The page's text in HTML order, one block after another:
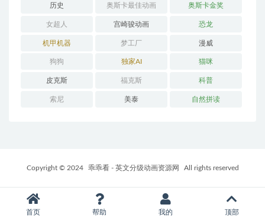
历史 奥斯卡最佳动画 奥斯卡金奖
女超人 宫崎骏动画 恐龙
机甲机器 梦工厂 漫威
狗狗 独家AI 猫咪
皮克斯 福克斯 科普
索尼 美泰 自然拼读
Copyright © 2024 乖乖看 - 英文分级动画资源网 All rights reserved
首页 帮助 我的 顶部